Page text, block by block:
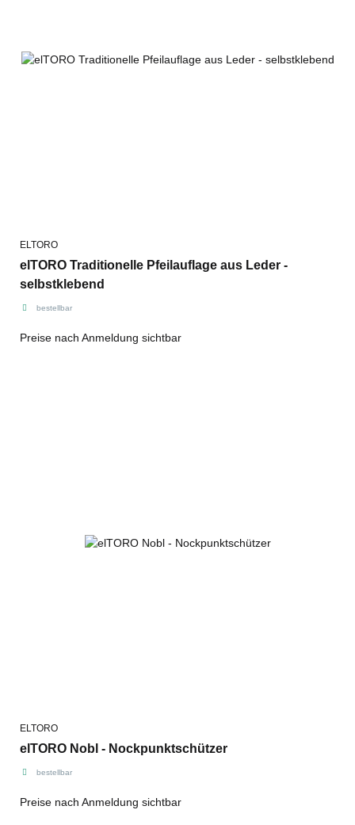
ELTORO
elTORO Traditionelle Pfeilauflage aus Leder -
selbstklebend
bestellbar
Preise nach Anmeldung sichtbar
ELTORO
elTORO Nobl - Nockpunktschützer
bestellbar
Preise nach Anmeldung sichtbar